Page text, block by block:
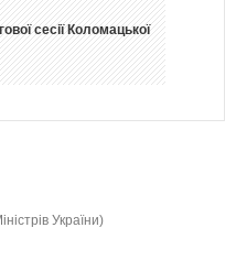
сесії Коломацької
України)